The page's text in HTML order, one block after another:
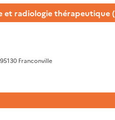
et radiologie thérapeutique
Franconville